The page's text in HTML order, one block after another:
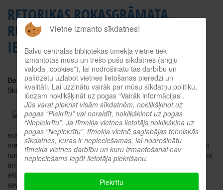
RETORIKAS ROKASGRĀMATA.
RUNĀSIM SKAIDRI, SPILGTI,
IEDARBĪGI!
Detaļas
Skatīts: 3045
Autors: Kramiņš Edgars
Runas prasmju attīstīšana ir
svarīgs cilvēka dzīves kvalitātes aspekts. Tāpēc šīs grāmatas
mērķis ir akcentēt un rosināt retorikas pamatzināšanu apguvi un
runas prasmju attīstību kā vidusskolēniem un viņu skolotājiem, tā
arī studentiem, augstskolu lektoriem, žurnālistiem, diktoriem,
aktieriem, dziedātājiem un citu profesiju pārstāvjiem, realizējot
savas sociālās lomas sabiedrībā.
Vietne izmanto sīkdatnes!
Balvu centrālās bibliotēkas tīmekļa vietnē tiek
izmantotas mūsu un trešo pušu sīkdatnes (angļu
valodā „cookies”), lai nodrošinātu tās darbību un
palīdzētu uzlabot vietnes lietošanas pieredzi un
kvalitāti. Lai uzzinātu vairāk par mūsu sīkdatņu politiku,
lūdzam noklikšķināt uz pogas “Vairāk informācijas”.
Jūs varat piekrist visām sīkdatnēm, noklikšķinot uz
pogas “Piekrītu” vai noraidīt, noklikšķinot uz pogas
“Nepiekrītu”. Ja tīmekļa vietnes lietotājs noklikšķina uz
pogas “Nepiekrītu”, tīmekļa vietnē saglabājas tehniskās
sīkdatnes, kuras ir nepieciešamas, lai nodrošinātu
tīmekļa vietnes darbību un kuru izmantošanai nav
nepieciešams iegūt lietotāja piekrišanu.
Piekrītu